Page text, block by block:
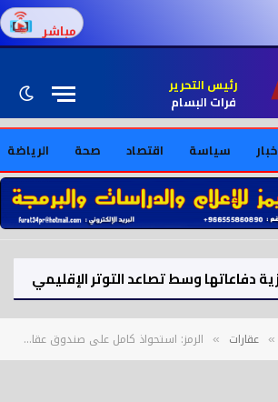
مباشر
رئيس التحرير
فرات البسام
سياسة اقتصاد صحة الرياضة
دفاعاتها وسط تصاعد التوتر الإقليمي
» عقارات » الرمز: استحواذ كامل على صندوق عقاري بـ133 مليون ريال